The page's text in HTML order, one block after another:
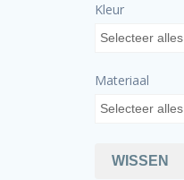
Kleur
Selecteer alles
Materiaal
Selecteer alles
WISSEN